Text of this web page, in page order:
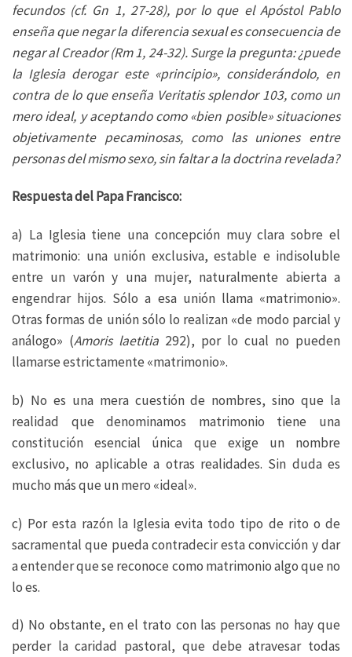
fecundos (cf. Gn 1, 27-28), por lo que el Apóstol Pablo
enseña que negar la diferencia sexual es consecuencia de
negar al Creador (Rm 1, 24-32). Surge la pregunta: ¿puede
la Iglesia derogar este «principio», considerándolo, en
contra de lo que enseña Veritatis splendor 103, como un
mero ideal, y aceptando como «bien posible» situaciones
objetivamente pecaminosas, como las uniones entre
personas del mismo sexo, sin faltar a la doctrina revelada?
Respuesta del Papa Francisco:
a) La Iglesia tiene una concepción muy clara sobre el
matrimonio: una unión exclusiva, estable e indisoluble
entre un varón y una mujer, naturalmente abierta a
engendrar hijos. Sólo a esa unión llama «matrimonio».
Otras formas de unión sólo lo realizan «de modo parcial y
análogo» (Amoris laetitia 292), por lo cual no pueden
llamarse estrictamente «matrimonio».
b) No es una mera cuestión de nombres, sino que la
realidad que denominamos matrimonio tiene una
constitución esencial única que exige un nombre
exclusivo, no aplicable a otras realidades. Sin duda es
mucho más que un mero «ideal».
c) Por esta razón la Iglesia evita todo tipo de rito o de
sacramental que pueda contradecir esta convicción y dar
a entender que se reconoce como matrimonio algo que no
lo es.
d) No obstante, en el trato con las personas no hay que
perder la caridad pastoral, que debe atravesar todas